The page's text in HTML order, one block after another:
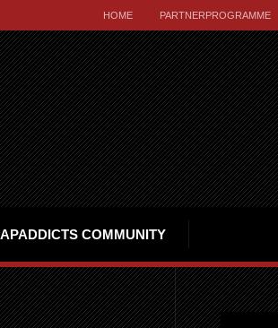
HOME PARTNERPROGRAMME
COMMUNITY